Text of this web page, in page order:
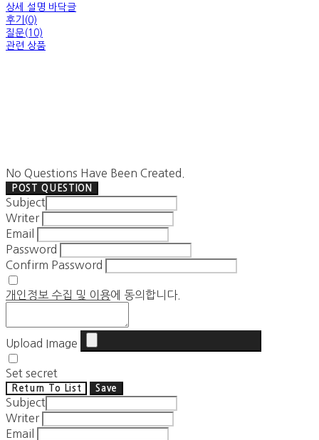
상세 설명 바닥글
후기(0)
질문(10)
관련 상품
No Questions Have Been Created.
POST QUESTION
Subject
Writer
Email
Password
Confirm Password
개인정보 수집 및 이용에 동의합니다.
Upload Image
Set secret
Return To List Save
Subject
Writer
Email